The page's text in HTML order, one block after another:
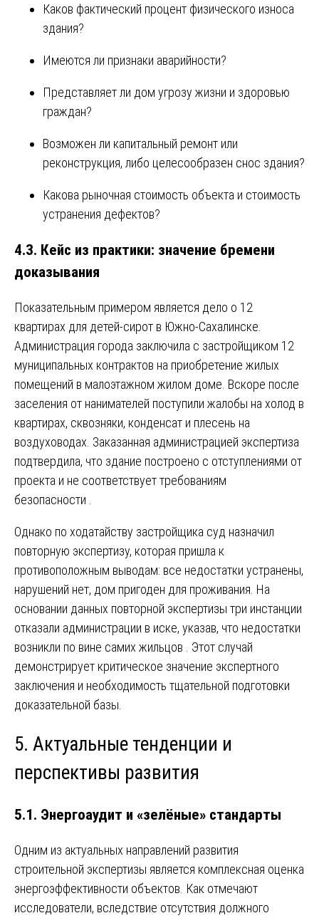
Каков фактический процент физического износа
здания?
Имеются ли признаки аварийности?
Представляет ли дом угрозу жизни и здоровью
граждан?
Возможен ли капитальный ремонт или
реконструкция, либо целесообразен снос здания?
Какова рыночная стоимость объекта и стоимость
устранения дефектов?
4.3. Кейс из практики: значение бремени
доказывания
Показательным примером является дело о 12
квартирах для детей-сирот в Южно-Сахалинске.
Администрация города заключила с застройщиком 12
муниципальных контрактов на приобретение жилых
помещений в малоэтажном жилом доме. Вскоре после
заселения от нанимателей поступили жалобы на холод в
квартирах, сквозняки, конденсат и плесень на
воздуховодах. Заказанная администрацией экспертиза
подтвердила, что здание построено с отступлениями от
проекта и не соответствует требованиям
безопасности
Однако по ходатайству застройщика суд назначил
повторную экспертизу, которая пришла к
противоположным выводам: все недостатки устранены,
нарушений нет, дом пригоден для проживания. На
основании данных повторной экспертизы три инстанции
отказали администрации в иске, указав, что недостатки
возникли по вине самих жильцов
. Этот случай
демонстрирует критическое значение экспертного
заключения и необходимость тщательной подготовки
доказательной базы.
5. Актуальные тенденции и
перспективы развития
5.1. Энергоаудит и «зелёные» стандарты
Одним из актуальных направлений развития
строительной экспертизы является комплексная оценка
энергоэффективности объектов. Как отмечают
исследователи, вследствие отсутствия должного